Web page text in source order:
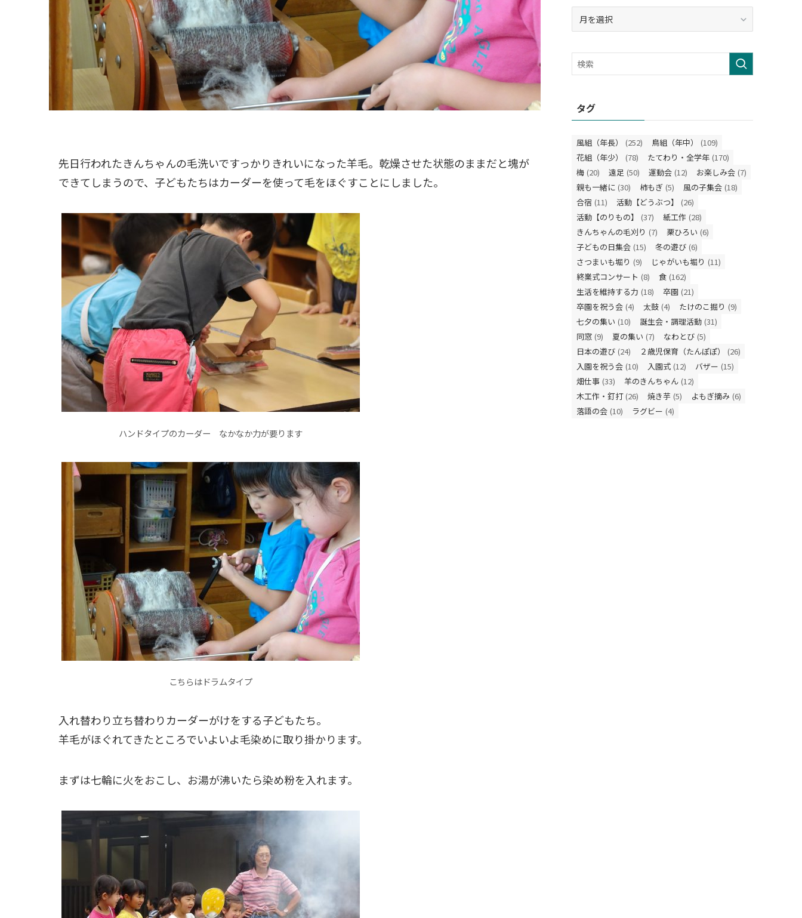
先日行われたきんちゃんの毛洗いですっかりきれいになった羊毛。乾燥させた状態のままだと塊が
できてしまうので、子どもたちはカーダーを使って毛をほぐすことにしました。
ハンドタイプのカーダー なかなか力が要ります
こちらはドラムタイプ
入れ替わり立ち替わりカーダーがけをする子どもたち。
羊毛がほぐれてきたところでいよいよ毛染めに取り掛かります。
まずは七輪に火をおこし、お湯が沸いたら染め粉を入れます。
記
事
タグ
風組（年長） (252) 鳥組（年中）
(109)
花組（年少）
(78) たてわり・全学年 (170)
梅 (20) 遠足 (50) 運動会 (12) お楽しみ会 (7)
親も一緒に (30) 柿もぎ (5) 風の子集会 (18)
合宿 (11) 活動【どうぶつ】
(26)
活動【のりもの】
(37) 紙工作 (28)
きんちゃんの毛刈り (7) 栗ひろい (6)
子どもの日集会 (15) 冬の遊び (6)
さつまいも堀り (9) じゃがいも堀り (11)
終業式コンサート (8) 食 (162)
生活を維持する力 (18) 卒園 (21)
卒園を祝う会 (4) 太鼓 (4) たけのこ掘り (9)
七夕の集い (10) 誕生会・調理活動 (31)
同窓 (9) 夏の集い (7) なわとび (5)
日本の遊び (24) ２歳児保育（たんぽぽ）
(26)
入園を祝う会 (10) 入園式 (12) バザー (15)
畑仕事 (33) 羊のきんちゃん (12)
木工作・釘打 (26) 焼き芋 (5) よもぎ摘み (6)
落語の会 (10) ラグビー (4)